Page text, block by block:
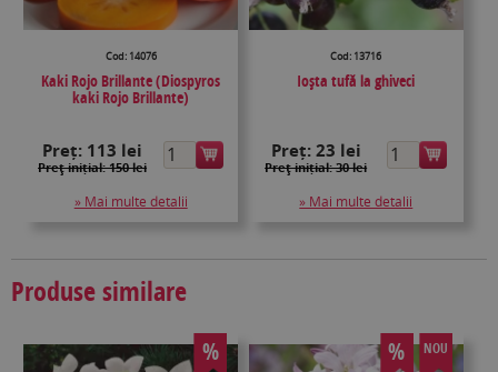
Cod: 14076
Kaki Rojo Brillante (Diospyros
kaki Rojo Brillante)
Preț: 113 lei
Preţ inițial: 150 lei
» Mai multe detalii
Cod: 13716
Ioşta tufă la ghiveci
Preț: 23 lei
Preţ inițial: 30 lei
» Mai multe detalii
Produse similare
% % NOU